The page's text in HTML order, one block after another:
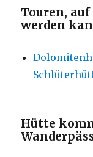
Touren,
werden
Hütte